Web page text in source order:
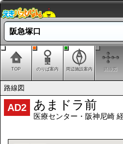
阪急塚口
TOP のりば案内 周辺施設案内 路線図
路線図
AD2 あまドラ前
医療センター・阪神尼崎